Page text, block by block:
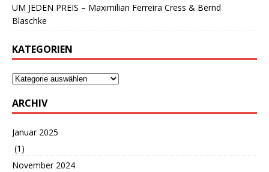
UM JEDEN PREIS – Maximilian Ferreira Cress & Bernd
Blaschke
KATEGORIEN
ARCHIV
Januar 2025
(1)
November 2024